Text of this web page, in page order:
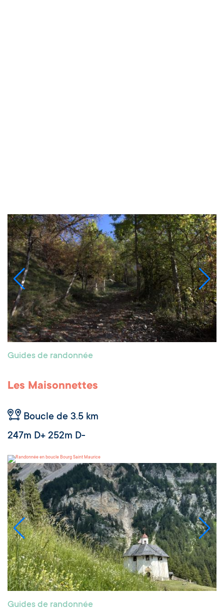
Guides de randonnée
Les Maisonnettes
Boucle de 3.5 km
247m D+ 252m D-
Bourg Saint Maurice
Guides de randonnée